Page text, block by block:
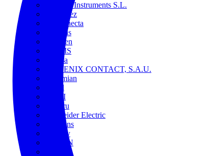
Megger Instruments S.L.
Miguélez
mmconecta
Nexans
Niessen
ORBIS
Pemsa
PHOENIX CONTACT, S.A.U.
Prysmian
Rittal
SACI
Salicru
Schneider Electric
Siemens
Signify
SIMON